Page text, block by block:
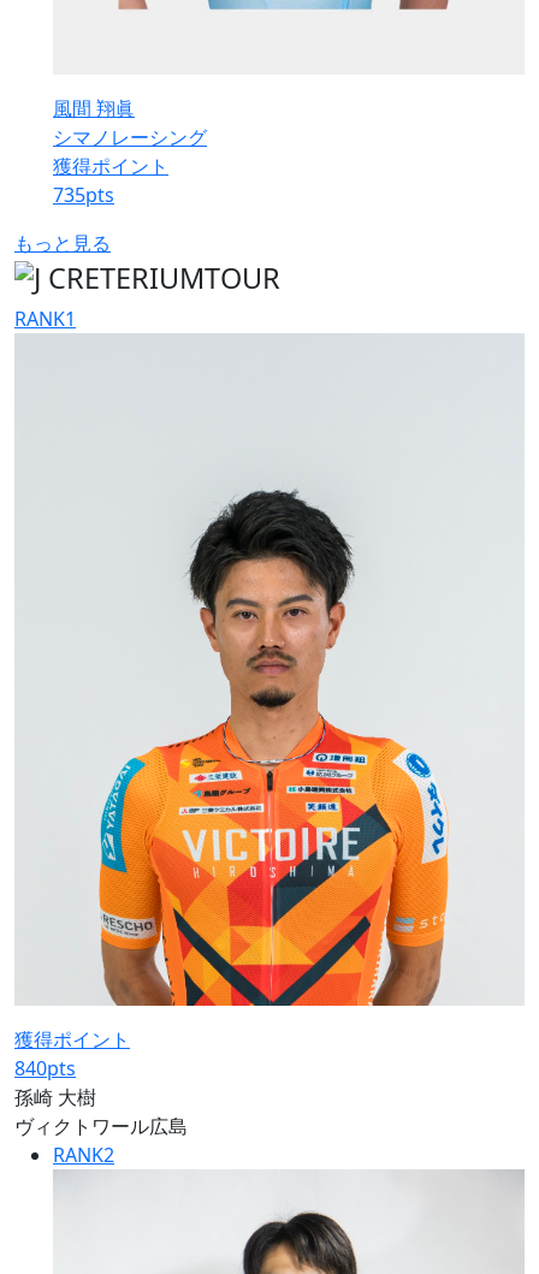
風間 翔眞
シマノレーシング
獲得ポイント
735pts
もっと見る
RANK1
獲得ポイント
840pts
孫崎 大樹
ヴィクトワール広島
RANK2